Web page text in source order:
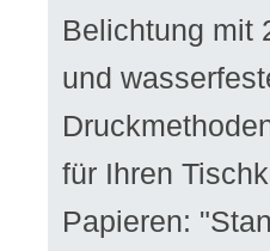
Belichtung mit
und
für Ihren
Papieren: